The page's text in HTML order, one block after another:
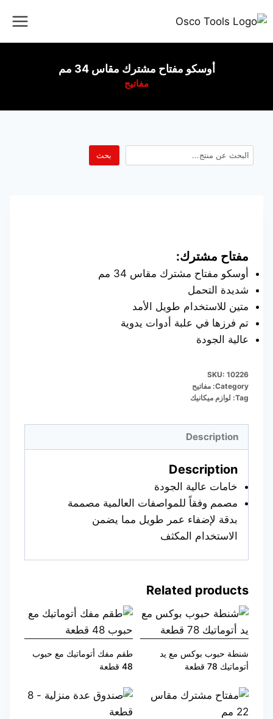
أوسكو مفتاح مشترك مقاس 34 مم
مفاتيح
مفتاح مشترك:
أوسكو مفتاح مشترك مقاس 34 مم
شديدة التحمل
متين للاستخدام طويل الأمد
تم فرزها في علبة أدوات يدوية
عالية الجودة
SKU: 10226
Category: مفاتيح
Tag: لوازم ميكانيك
Description
Description
خامات عالية الجودة
مصمم وفقاً للمواصفات العالمية مصممة
بدقة لإضفاء عمر طويل مما يضمن
الاستخدام المكثف
Related products
شنطة حبوب بوكس مع يد
أتوماتيك 78 قطعة
طقم مفك أتوماتيك مع حبوب
48 قطعة
بحث